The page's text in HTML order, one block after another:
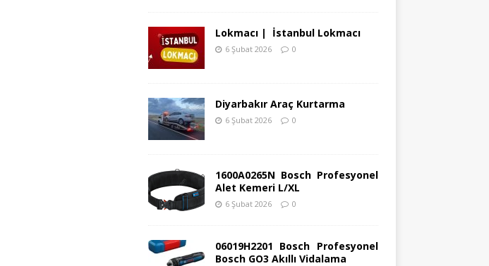
Lokmacı | İstanbul Lokmacı
6 Şubat 2026 0
Diyarbakır Araç Kurtarma
6 Şubat 2026 0
1600A0265N Bosch Profesyonel
Alet Kemeri L/XL
6 Şubat 2026 0
06019H2201 Bosch Profesyonel
Bosch GO3 Akıllı Vidalama